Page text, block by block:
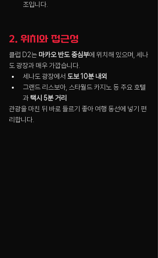
조입니다.
2. 위치와 접근성
클럽 D2는 마카오 반도 중심부에 위치해 있으며, 세나
도 광장과 매우 가깝습니다.
세나도 광장에서 도보 10분 내외
그랜드 리스보아, 스타월드 카지노 등 주요 호텔
과 택시 5분 거리
관광을 마친 뒤 바로 들르기 좋아 여행 동선에 넣기 편
리합니다.